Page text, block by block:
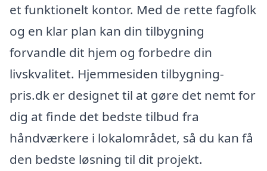
et funktionelt kontor. Med de rette fagfolk
og en klar plan kan din tilbygning
forvandle dit hjem og forbedre din
livskvalitet. Hjemmesiden tilbygning-
pris.dk er designet til at gøre det nemt for
dig at finde det bedste tilbud fra
håndværkere i lokalområdet, så du kan få
den bedste løsning til dit projekt.